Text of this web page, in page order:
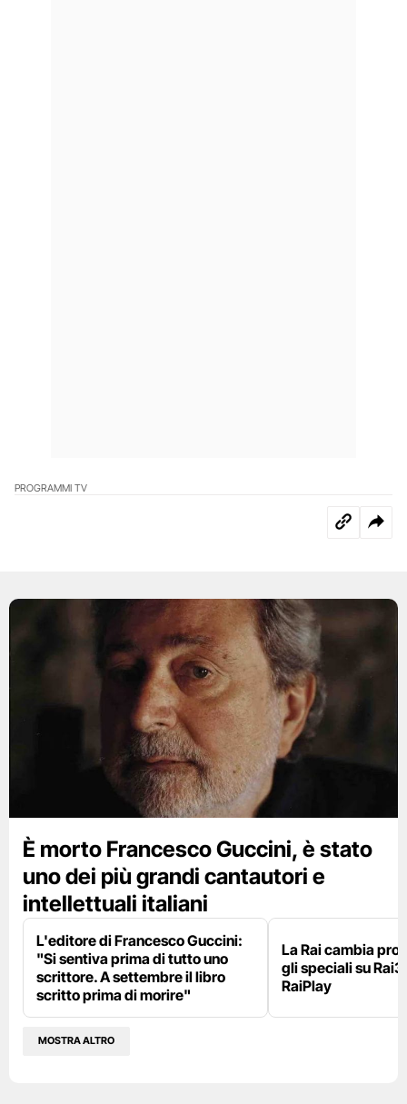
PROGRAMMI TV
È morto Francesco Guccini, è stato
uno dei più grandi cantautori e
intellettuali italiani
L'editore di Francesco Guccini:
"Si sentiva prima di tutto uno
scrittore. A settembre il libro
scritto prima di morire"
La Rai cambia
gli speciali su
RaiPlay
MOSTRA ALTRO